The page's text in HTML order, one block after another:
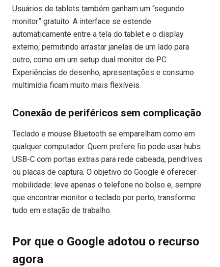
Usuários de tablets também ganham um “segundo
monitor” gratuito. A interface se estende
automaticamente entre a tela do tablet e o display
externo, permitindo arrastar janelas de um lado para
outro, como em um setup dual monitor de PC.
Experiências de desenho, apresentações e consumo
multimídia ficam muito mais flexíveis.
Conexão de periféricos sem complicação
Teclado e mouse Bluetooth se emparelham como em
qualquer computador. Quem prefere fio pode usar hubs
USB-C com portas extras para rede cabeada, pendrives
ou placas de captura. O objetivo do Google é oferecer
mobilidade: leve apenas o telefone no bolso e, sempre
que encontrar monitor e teclado por perto, transforme
tudo em estação de trabalho.
Por que o Google adotou o recurso
agora